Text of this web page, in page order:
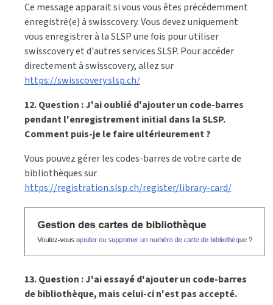
Ce message apparait si vous vous êtes précédemment
enregistré(e) à swisscovery. Vous devez uniquement
vous enregistrer à la SLSP une fois pour utiliser
swisscovery et d'autres services SLSP. Pour accéder
directement à swisscovery, allez sur
https://swisscovery.slsp.ch/
12. Question : J'ai oublié d'ajouter un code-barres
pendant l'enregistrement initial dans la SLSP.
Comment puis-je le faire ultérieurement ?
Vous pouvez gérer les codes-barres de votre carte de
bibliothèques sur
https://registration.slsp.ch/register/library-card/
13. Question : J'ai essayé d'ajouter un code-barres
de bibliothèque, mais celui-ci n'est pas accepté.